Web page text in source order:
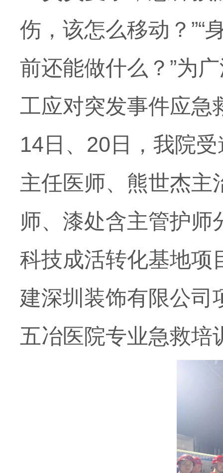
伤，该怎么移动？”“
前还能做什么？”为
工应对突发事件应急
14日、20日，我院
主任医师、熊世杰主
师、漆处含主管护师
科技成活转化基地项
建深圳装饰有限公司
五冶医院专业急救培